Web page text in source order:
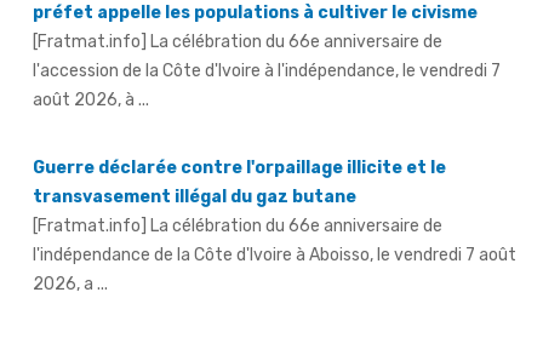
préfet appelle les populations à cultiver le civisme
[Fratmat.info] La célébration du 66e anniversaire de
l'accession de la Côte d'Ivoire à l'indépendance, le vendredi 7
août 2026, à ...
Guerre déclarée contre l'orpaillage illicite et le
transvasement illégal du gaz butane
[Fratmat.info] La célébration du 66e anniversaire de
l'indépendance de la Côte d'Ivoire à Aboisso, le vendredi 7 août
2026, a ...